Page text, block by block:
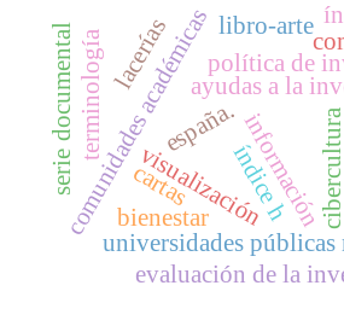
información
visualización
universidades públicas
comunidades académicas cibercultura
evaluación de la
ayudas a la
política de
terminología lacerías
cartas
españa.
libro-arte
serie documental índice h
bienestar